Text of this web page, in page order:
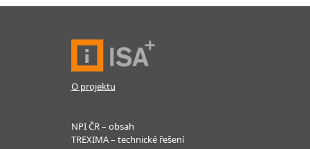
O projektu
NPI ČR – obsah
TREXIMA – technické řešení